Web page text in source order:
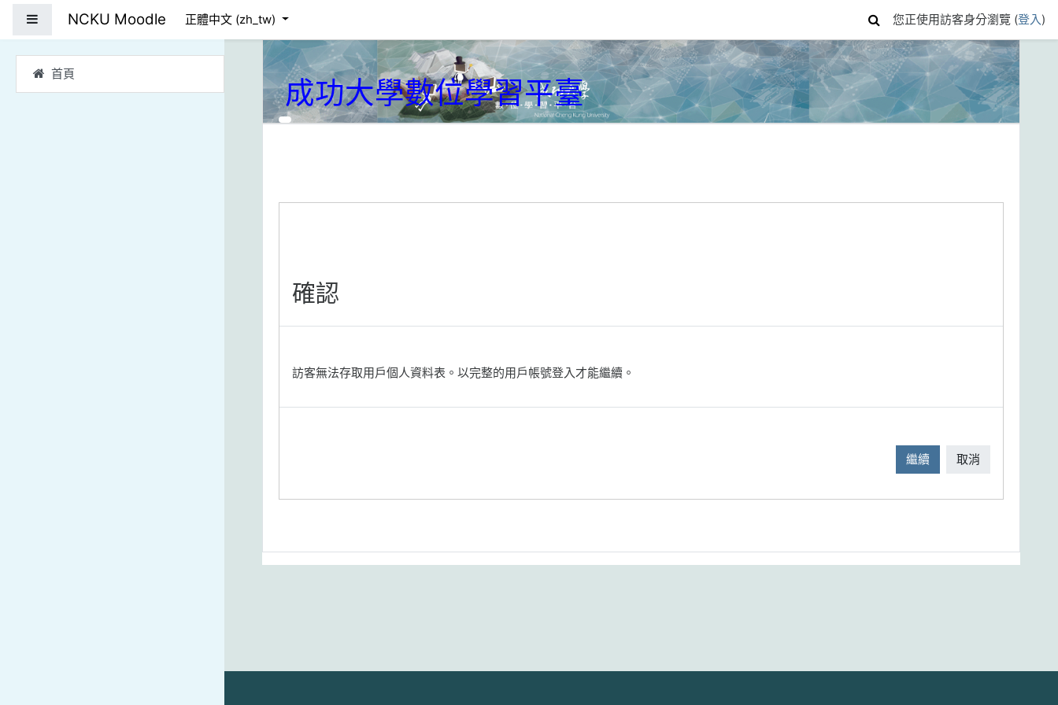
首頁
NCKU Moodle 正體中文 ‎(zh_tw)‎ 您正使用訪客身分瀏覽 (登入)
成功大學數位學習平臺
確認
訪客無法存取用戶個人資料表。以完整的用戶帳號登入才能繼續。
繼續 取消